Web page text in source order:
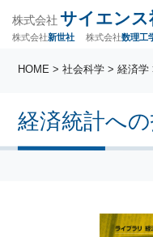
株式会社 サイエンス
株式会社新世社 株式会社数理工
経済統計へ
HOME >社会科学 >経済学